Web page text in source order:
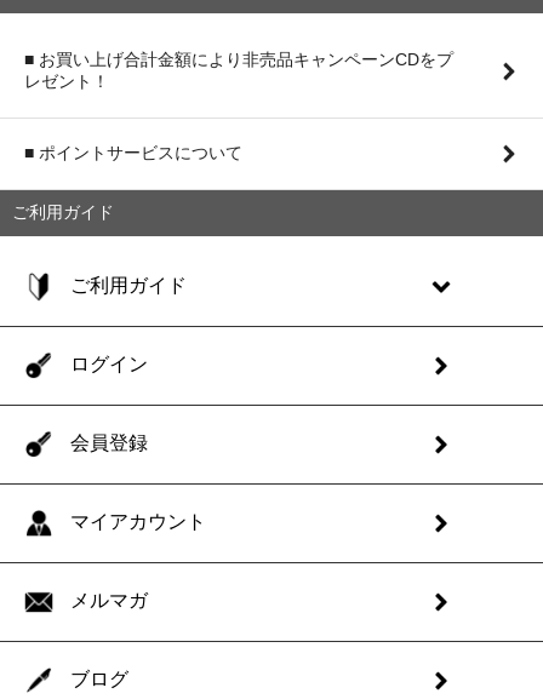
■ お買い上げ合計金額により非売品キャンペーンCDをプ
レゼント！
■ ポイントサービスについて
ご利用ガイド
ご利用ガイド
ログイン
会員登録
マイアカウント
メルマガ
ブログ